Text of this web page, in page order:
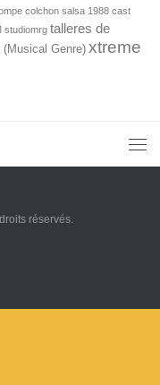
colchon salsa 1988 cast
studiomrg talleres de
(Musical Genre) xtreme
réservés.